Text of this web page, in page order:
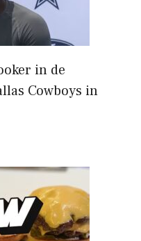
in de
Cowboys in